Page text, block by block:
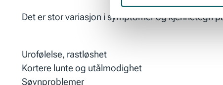
Det er stor variasjon i symptomer og kjennetegn
Urofølelse, rastløshet
Kortere lunte og utålmodighet
Søvnproblemer